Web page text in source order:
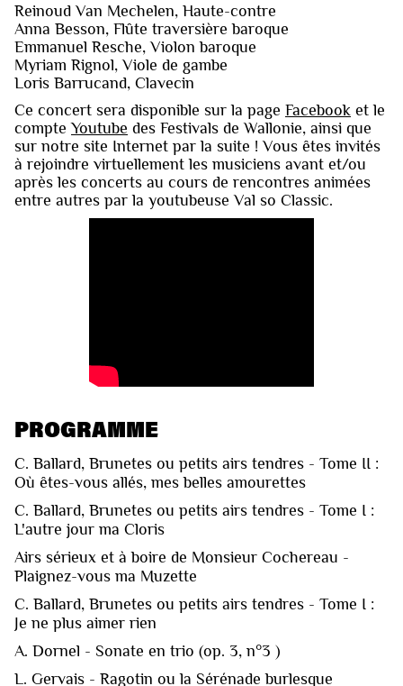
Reinoud Van Mechelen, Haute-contre
Anna Besson, Flûte traversière baroque
Emmanuel Resche, Violon baroque
Myriam Rignol, Viole de gambe
Loris Barrucand, Clavecin
Ce concert sera disponible sur la page Facebook et le
compteYoutube des Festivals de Wallonie, ainsi que
sur notre site Internet par la suite ! Vous êtes invités
à rejoindre virtuellement les musiciens avant et/ou
après les concerts au cours de rencontres animées
entre autres par la youtubeuse Val so Classic.
PROGRAMME
C. Ballard, Brunetes ou petits airs tendres - Tome II :
Où êtes-vous allés, mes belles amourettes
C. Ballard, Brunetes ou petits airs tendres - Tome I :
L'autre jour ma Cloris
Airs sérieux et à boire de Monsieur Cochereau -
Plaignez-vous ma Muzette
C. Ballard, Brunetes ou petits airs tendres - Tome I :
Je ne plus aimer rien
A. Dornel - Sonate en trio (op. 3, n°3 )
L. Gervais - Ragotin ou la Sérénade burlesque